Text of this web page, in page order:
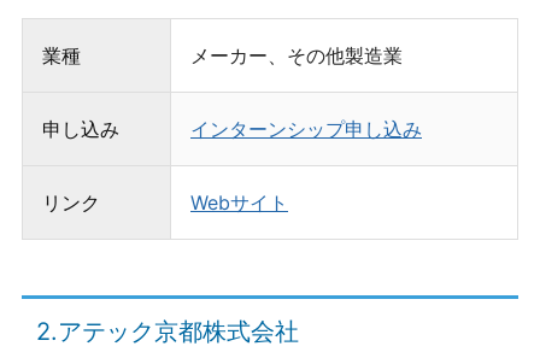
業種 メーカー、その他製造業
申し込み インターンシップ申し込み
リンク Webサイト
2.アテック京都株式会社